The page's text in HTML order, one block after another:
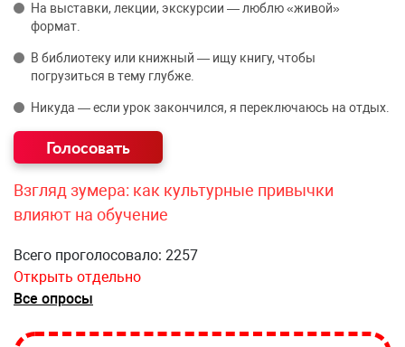
На выставки, лекции, экскурсии — люблю «живой»
формат.
В библиотеку или книжный — ищу книгу, чтобы
погрузиться в тему глубже.
Никуда — если урок закончился, я переключаюсь на отдых.
Взгляд зумера: как культурные привычки
влияют на обучение
Всего проголосовало: 2257
Открыть отдельно
Все опросы